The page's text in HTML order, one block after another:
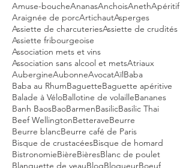
Amuse-boucheAnanasAnchoisAnethApéritif
Araignée de porcArtichautAsperges
Assiette de charcuteriesAssiette de crudités
Assiette fribourgeoise
Association mets et vins
Association sans alcool et metsAtriaux
AubergineAubonneAvocatAïlBaba
Baba au RhumBaguetteBaguette apéritive
Balade à VéloBallotine de volailleBananes
Banh BaosBaoBarmenBasilicBasilic Thai
Beef WellingtonBetteraveBeurre
Beurre blancBeurre café de Paris
Bisque de crustacéesBisque de homard
BistronomieBièreBièresBlanc de poulet
Blanquette de veauBlogBlogueurBoeuf